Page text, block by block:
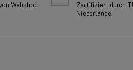
Webshop
Zertifiziert durch
Niederlande